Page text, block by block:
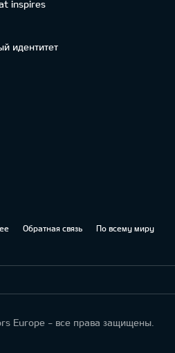
inspires
идентитет
Обратная связь По всему миру
Europe - все права защищены.